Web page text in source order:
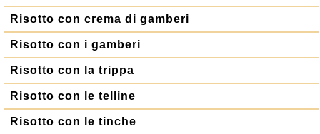
Risotto con crema di gamberi
Risotto con i gamberi
Risotto con la trippa
Risotto con le telline
Risotto con le tinche